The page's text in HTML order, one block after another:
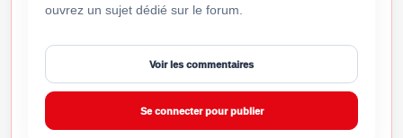
ouvrez un sujet dédié sur le forum.
Voir les commentaires
Se connecter pour publier